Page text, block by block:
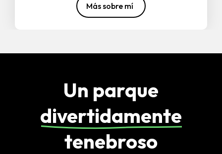
Más sobre mí
Un parque
divertidamente
tenebroso